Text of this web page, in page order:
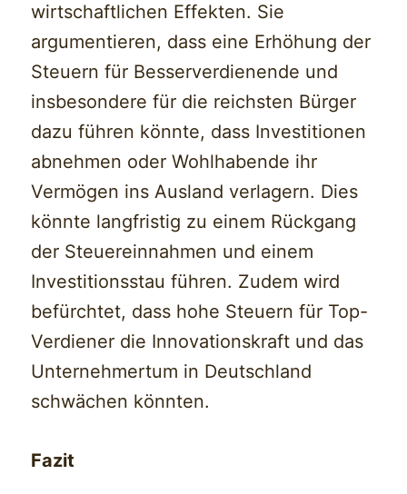
wirtschaftlichen Effekten. Sie
argumentieren, dass eine Erhöhung der
Steuern für Besserverdienende und
insbesondere für die reichsten Bürger
dazu führen könnte, dass Investitionen
abnehmen oder Wohlhabende ihr
Vermögen ins Ausland verlagern. Dies
könnte langfristig zu einem Rückgang
der Steuereinnahmen und einem
Investitionsstau führen. Zudem wird
befürchtet, dass hohe Steuern für Top-
Verdiener die Innovationskraft und das
Unternehmertum in Deutschland
schwächen könnten.
Fazit